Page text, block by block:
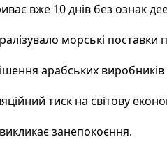
вже 10 днів без ознак
морські поставки
арабських виробників
тиск на світову
занепокоєння.